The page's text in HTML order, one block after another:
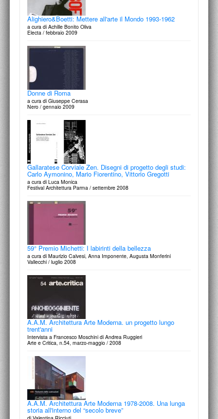
Ana Mendieta: Traces
edited by Stephanie Rosenthal
Hayward Publishing | Hatje Cantz / 2013-2014
Gabriele Basilico Fotógrafos
por Francesco Moschini
Summa+ / español-portuguès, n.29 / 2013
Duetti / Duelli “partite a scacchi” sul disegno
di Francesco Maggiore
Segno, Attualità Internazionali d'Arte Contemporanea, n.243, gennaio-
febbraio / 2013
Sharpers of Urban Form. Explorations in Morphological
Agency
edited by Peter J.Larkham and Michael P.Conzen
Gabriele Basilico / A.A.M. Architettura Arte Moderna:
trent'anni di progetti - itinerari - tangenze
di Luca Porqueddu
Alberto Burri: correspondences
Alighiero&Boetti: Mettere all'arte il Mondo 1993-1962
a cura di Achille Bonito Oliva
Electa / febbraio 2009
Donne di Roma
a cura di Giuseppe Cerasa
Nero / gennaio 2009
Gallaratese Corviale Zen. Disegni di progetto degli studi:
Carlo Aymonino, Mario Fiorentino, Vittorio Gregotti
a cura di Luca Monica
Festival Architettura Parma / settembre 2008
59° Premio Michetti: I labirinti della bellezza
a cura di Maurizio Calvesi, Anna Imponente, Augusta Monferini
Vallecchi / luglio 2008
A.A.M. Architettura Arte Moderna. un progetto lungo
trent'anni
Intervista a Francesco Moschini di Andrea Ruggieri
Arte e Critica, n.54, marzo-maggio / 2008
A.A.M. Architettura Arte Moderna 1978-2008. Una lunga
storia all'interno del “secolo breve”